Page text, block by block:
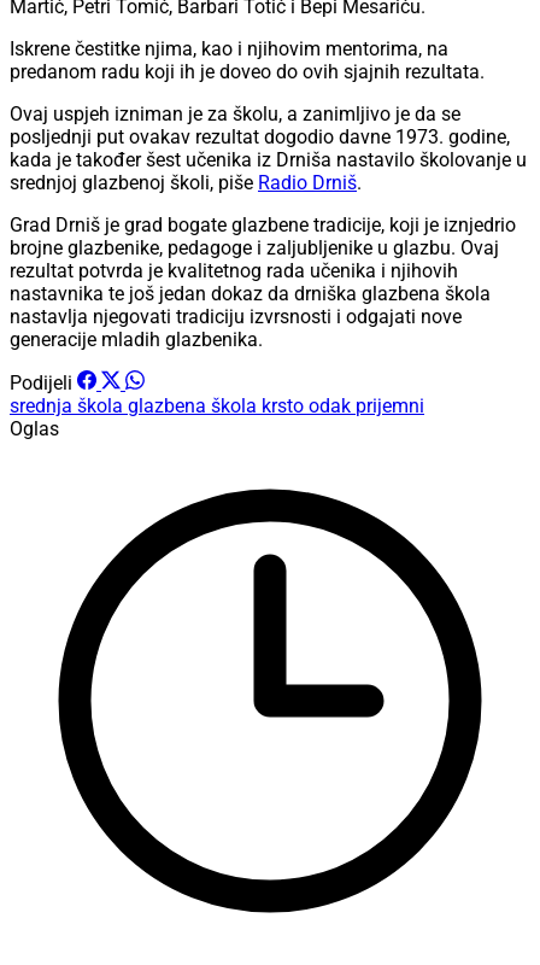
Martić, Petri Tomić, Barbari Totić i Bepi Mesariću.
Iskrene čestitke njima, kao i njihovim mentorima, na
predanom radu koji ih je doveo do ovih sjajnih rezultata.
Ovaj uspjeh izniman je za školu, a zanimljivo je da se
posljednji put ovakav rezultat dogodio davne 1973. godine,
kada je također šest učenika iz Drniša nastavilo školovanje u
srednjoj glazbenoj školi, piše Radio Drniš.
Grad Drniš je grad bogate glazbene tradicije, koji je iznjedrio
brojne glazbenike, pedagoge i zaljubljenike u glazbu. Ovaj
rezultat potvrda je kvalitetnog rada učenika i njihovih
nastavnika te još jedan dokaz da drniška glazbena škola
nastavlja njegovati tradiciju izvrsnosti i odgajati nove
generacije mladih glazbenika.
Podijeli
srednja škola glazbena škola krsto odak prijemni
Oglas